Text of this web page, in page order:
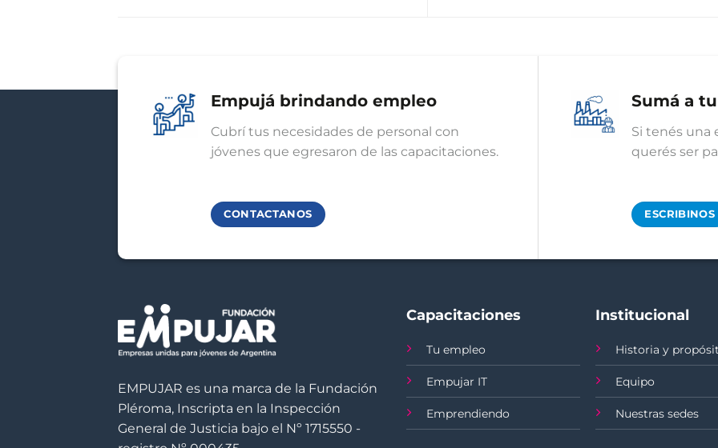
Empujá brindando empleo
Cubrí tus necesidades de personal con
jóvenes que egresaron de las capacitaciones.
CONTACTANOS
Sumá a
Si tenés una
querés ser
ESCRIBINOS
EMPUJAR es una marca de la Fundación
Pléroma, Inscripta en la Inspección
General de Justicia bajo el Nº 1715550 -
Capacitaciones
Tu empleo
Empujar IT
Emprendiendo
Institucional
Historia y
Equipo
Nuestras sedes